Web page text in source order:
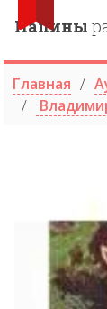
Папины
Главная